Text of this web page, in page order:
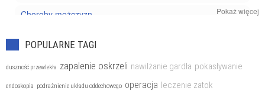
Choroby mężczyzn
Choroby reumatyczne
Pokaż więcej
POPULARNE TAGI
duszność przewlekła zapalenie oskrzeli nawilżanie gardła pokasływanie
endoskopia podrażnienie układu oddechowego operacja leczenie zatok